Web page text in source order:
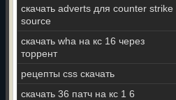
скачать adverts для counter strike
source
скачать wha на кс 16 через
торрент
рецепты css скачать
скачать 36 патч на кс 1 6